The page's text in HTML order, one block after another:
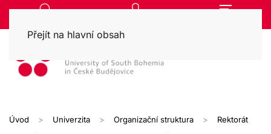
Přejít na hlavní obsah
Úvod Univerzita Organizační struktura Rektorát